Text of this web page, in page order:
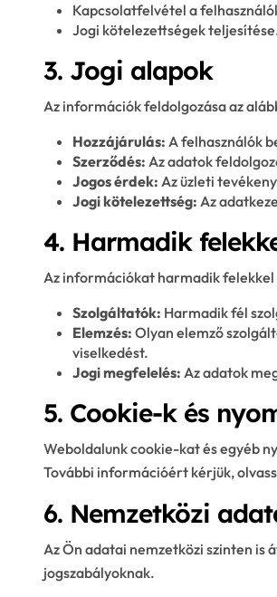
Kapcsolatfelvétel a
Jogi kötelezettségek
3. Jogi alapok
Az információk feldolgozása az
Hozzájárulás: A felhasználók
Szerződés: Az adatok
Jogos érdek: Az üzleti
Jogi kötelezettség: Az
4. Harmadik
Az információkat harmadik
Szolgáltatók: Harmadik fél
Elemzés: Olyan elemző
viselkedést.
Jogi megfelelés: Az adatok
5. Cookie-k és
Weboldalunk cookie-kat és egyéb
További információért kérjük,
6. Nemzetközi
Az Ön adatai nemzetközi szinten
jogszabályoknak.